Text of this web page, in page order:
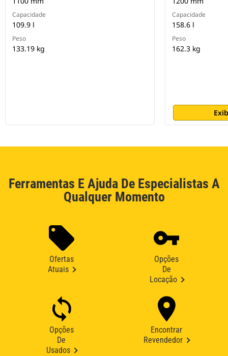
Capacidade
109.9 l
Peso
133.19 kg
Capacidade
158.6 l
Peso
162.3 kg
Ferramentas E Ajuda De Especialistas A
Qualquer Momento
Ofertas
Atuais
Opções
De
Locação
Opções
De
Usados
Encontrar
Revendedor